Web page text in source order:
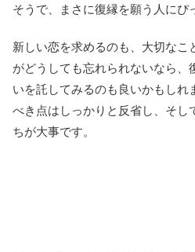
そうで、まさに復縁を願う人にぴ
新しい恋を求めるのも、大切なこ
がどうしても忘れられないなら、
いを託してみるのも良いかもしれ
べき点はしっかりと反省し、そし
ちが大事です。